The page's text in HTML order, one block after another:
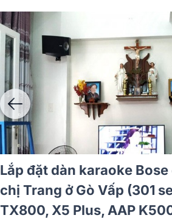
Lắp đặt dàn karaoke Bose
cho anh Huy ở Hải Phòng